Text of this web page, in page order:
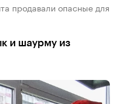
продавали опасные для
и шаурму из